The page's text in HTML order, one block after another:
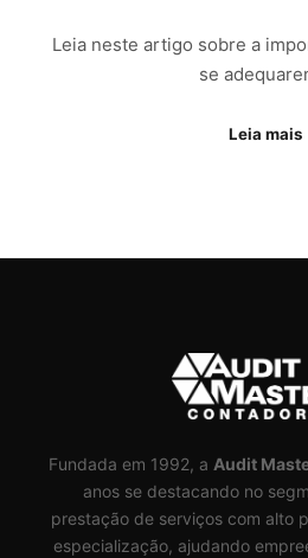
Leia neste artigo sobre a
se
Leia mais
Fundada em 1992, a Audit
anos se destacando no
prestação de serviços com alto
especialização, ajudando